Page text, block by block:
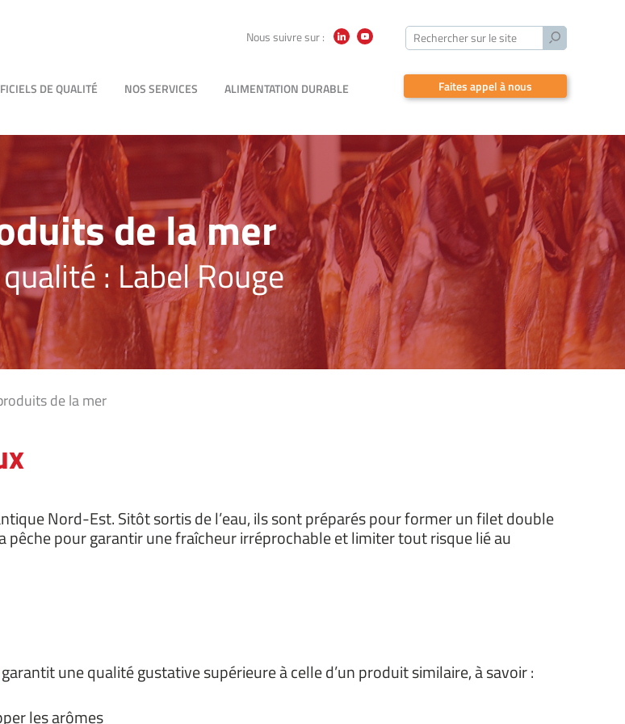
Nous suivre sur :
Rechercher sur le site
Lancer
recherche
DE QUALITÉ NOS SERVICES ALIMENTATION DURABLE Faites appel à nous
de la mer
: Label Rouge
de la mer
Nord-Est. Sitôt sortis de l’eau, ils sont préparés pour former un filet double
pour garantir une fraîcheur irréprochable et limiter tout risque lié au
garantit une qualité gustative supérieure à celle d’un produit similaire, à savoir :
les arômes